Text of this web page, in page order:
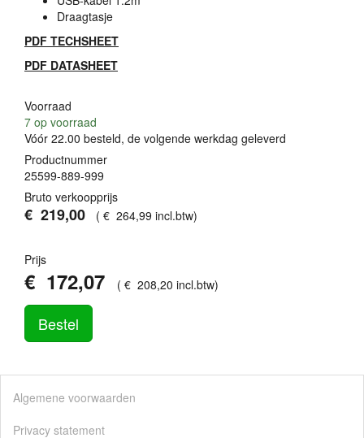
Draagtasje
PDF TECHSHEET
PDF DATASHEET
Voorraad
7 op voorraad
Vóór 22.00 besteld, de volgende werkdag geleverd
Productnummer
25599-889-999
Bruto verkoopprijs
€ 219,00 ( € 264,99 incl.btw)
Prijs
€ 172,07 ( € 208,20 incl.btw)
Bestel
Algemene voorwaarden
Privacy statement